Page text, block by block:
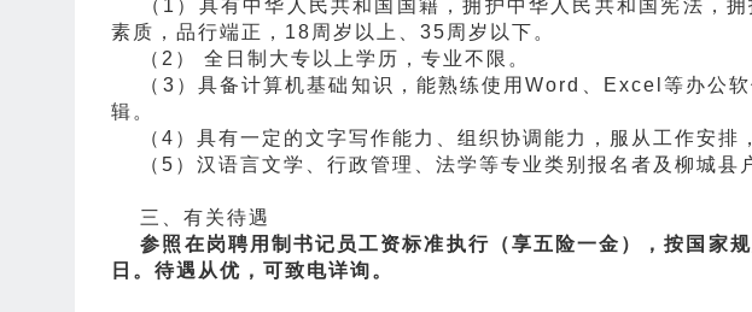
（1）具有中华人民共和国国籍，拥护中华人民共和国宪法，拥
素质，品行端正，18周岁以上、35周岁以下。
（2） 全日制大专以上学历，专业不限。
（3）具备计算机基础知识，能熟练使用Word、Excel等办公软
辑。
（4）具有一定的文字写作能力、组织协调能力，服从工作安排
（5）汉语言文学、行政管理、法学等专业类别报名者及柳城县
三、有关待遇
参照在岗聘用制书记员工资标准执行（享五险一金），按国家
日。待遇从优，可致电详询。